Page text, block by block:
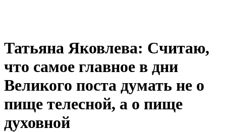
Татьяна Яковлева: Считаю,
что самое главное в дни
Великого поста думать не о
пище телесной, а о пище
духовной